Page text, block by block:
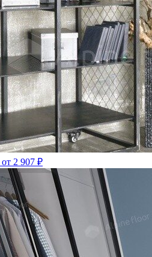
от 2 907 ₽